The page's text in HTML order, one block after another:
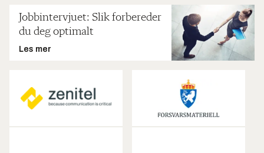
Jobbintervjuet: Slik forbereder
du deg optimalt
Les mer